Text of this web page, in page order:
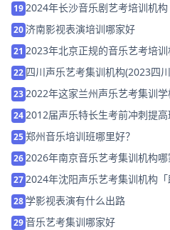
192024年长沙音乐剧艺考培训机构
20 济南影视表演培训哪家好
21 2023年北京正规的音乐艺考培训
22 四川声乐艺考集训机构(2023四
232022年这家兰州声乐艺考集训学
242012届声乐特长生考前冲刺提
25郑州音乐培训班哪里好？
262026年南京音乐艺考集训机构哪
272024年沈阳声乐艺考集训机构「
28学影视表演有什么出路
29音乐艺考集训哪家好